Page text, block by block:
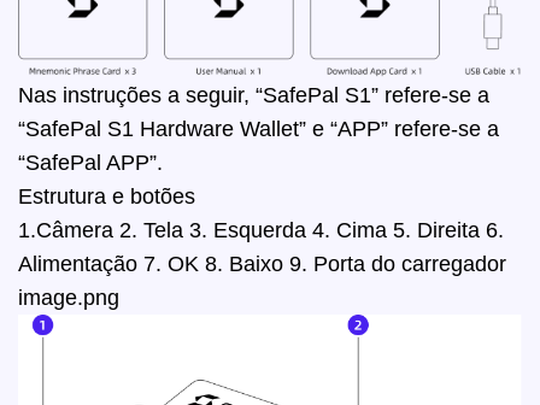
Nas instruções a seguir, “SafePal S1” refere-se a
“SafePal S1 Hardware Wallet” e “APP” refere-se a
“SafePal APP”.
Estrutura e botões
1.Câmera 2. Tela 3. Esquerda 4. Cima 5. Direita 6.
Alimentação 7. OK 8. Baixo 9. Porta do carregador
image.png